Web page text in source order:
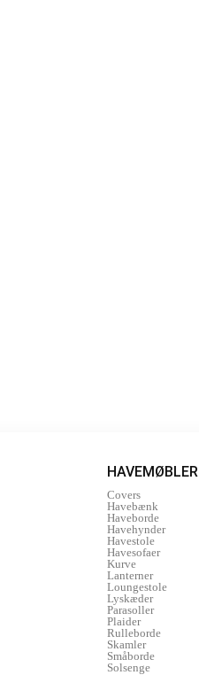
HAVEMØBLER
Covers
Havebænk
Haveborde
Havehynder
Havestole
Havesofaer
Kurve
Lanterner
Loungestole
Lyskæder
Parasoller
Plaider
Rulleborde
Skamler
Småborde
Solsenge